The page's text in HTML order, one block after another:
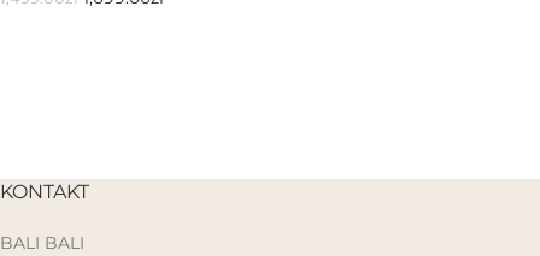
KONTAKT
BALI BALI